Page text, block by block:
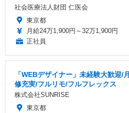
社会医療法人財団 仁医会
東京都
月給24万1,900円～32万1,900円
正社員
「WEBデザイナー」未経験大歓迎/
修充実/フルリモ/フルフレックス
株式会社SUNRISE
東京都